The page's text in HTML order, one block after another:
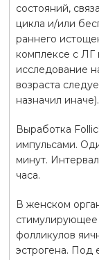
состояний,
цикла и/или
раннего
комплексе с ЛГ
исследование
возраста
назначил иначе).
Выработка
импульсами.
минут.
часа.
В женском
стимулирующее
фолликулов
эстрогена. Под